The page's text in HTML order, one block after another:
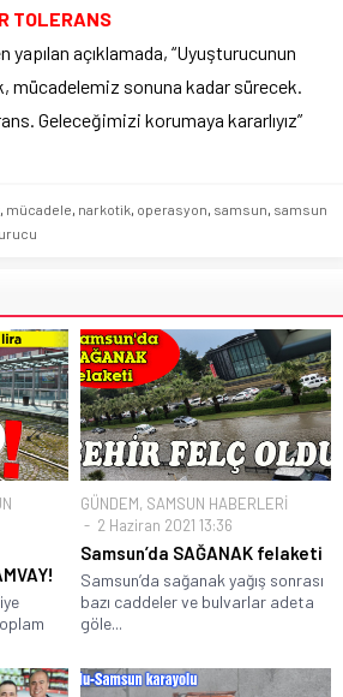
TOLERANS
açıklamada, “Uyuşturucunun
mücadelemiz sonuna kadar sürecek.
Geleceğimizi korumaya kararlıyız”
, mücadele, narkotik, operasyon, samsun, samsun
GÜNDEM, SAMSUN HABERLERİ
2 Haziran 2021 13:36
Samsun’da SAĞANAK felaketi
Samsun’da sağanak yağış sonrası
bazı caddeler ve bulvarlar adeta
göle...